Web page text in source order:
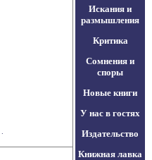
Искания и
размышления
Критика
Сомнения и
споры
Новые книги
У нас в гостях
Издательство
Книжная лавка